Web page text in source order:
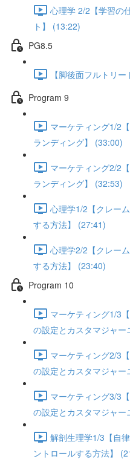
心理学 2/2【学習の
ト】 (13:22)
PG8.5
【脚後面フルトリ
Program 9
マーケティング1/2
ランディング】 (33:00)
マーケティング2/2
ランディング】 (32:53)
心理学1/2【クレー
する方法】 (27:41)
心理学2/2【クレー
する方法】 (23:40)
Program 10
マーケティング1/3
の設定とカスタマジャ
マーケティング2/3
の設定とカスタマジャ
マーケティング3/3
の設定とカスタマジャ
解剖生理学1/3【自
ントロールする方法】